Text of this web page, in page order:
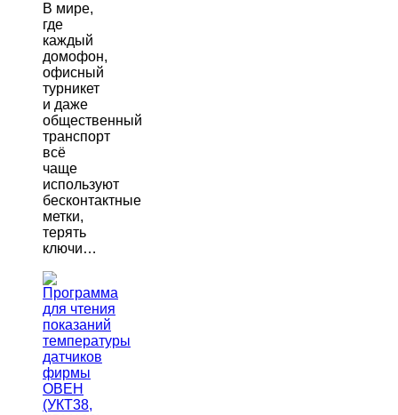
В мире,
где
каждый
домофон,
офисный
турникет
и даже
общественный
транспорт
всё
чаще
используют
бесконтактные
метки,
терять
ключи…